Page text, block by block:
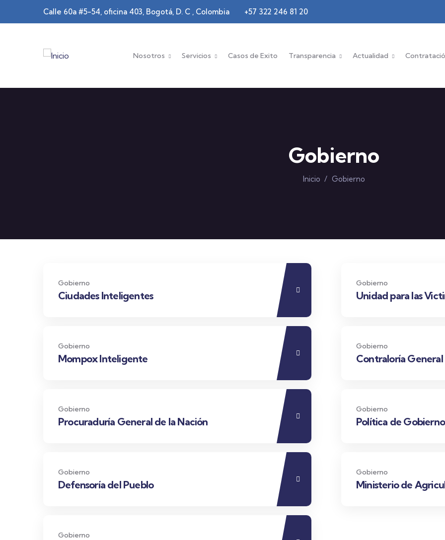
Pasar al contenido principal
Calle 60a #5-54, oficina 403, Bogotá, D. C , Colombia +57 322 246 81 20
Nosotros Servicios Casos de Exito Transparencia Actualidad
Gobierno
Inicio / Gobierno
Gobierno
Ciudades Inteligentes
Gobierno
Unidad para las
Gobierno
Mompox Inteligente
Gobierno
Contraloría
Gobierno
Procuraduría General de la Nación
Gobierno
Política de
Gobierno
Defensoría del Pueblo
Gobierno
Ministerio de
Gobierno